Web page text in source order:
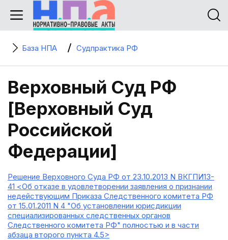
База НПА Судпрактика РФ
Верховный Суд РФ
[Верховный Суд
Российской
Федерации]
Решение Верховного Суда РФ от 23.10.2013 N ВКГПИ13-
41 <Об отказе в удовлетворении заявления о признании
недействующим Приказа Следственного комитета РФ
от 15.01.2011 N 4 "Об установлении юрисдикции
специализированных следственных органов
Следственного комитета РФ" полностью и в части
абзаца второго пункта 4.5>